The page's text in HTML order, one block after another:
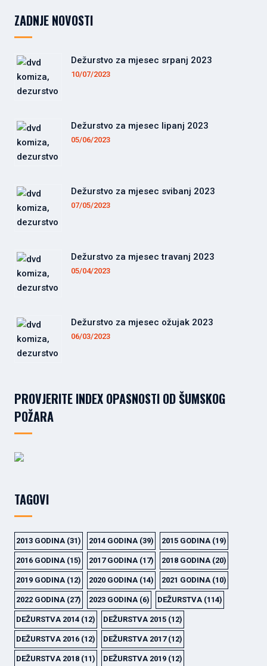
ZADNJE NOVOSTI
Dežurstvo za mjesec srpanj 2023
10/07/2023
Dežurstvo za mjesec lipanj 2023
05/06/2023
Dežurstvo za mjesec svibanj 2023
07/05/2023
Dežurstvo za mjesec travanj 2023
05/04/2023
Dežurstvo za mjesec ožujak 2023
06/03/2023
PROVJERITE INDEX OPASNOSTI OD ŠUMSKOG
POŽARA
TAGOVI
2013 GODINA (31) 2014 GODINA (39) 2015 GODINA (19)
2016 GODINA (15) 2017 GODINA (17) 2018 GODINA (20)
2019 GODINA (12) 2020 GODINA (14) 2021 GODINA (10)
2022 GODINA (27) 2023 GODINA (6) DEŽURSTVA (114)
DEŽURSTVA 2014 (12) DEŽURSTVA 2015 (12)
DEŽURSTVA 2016 (12) DEŽURSTVA 2017(12)
DEŽURSTVA 2018 (11) DEŽURSTVA 2019 (12)